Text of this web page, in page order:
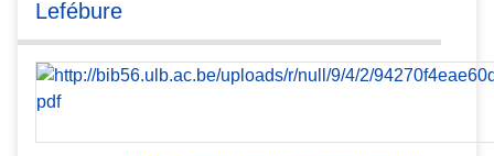
Lefébure